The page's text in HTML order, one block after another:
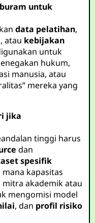
untuk
data pelatihan,
, atau kebijakan
untuk
hukum,
manusia, atau
mereka yang
jika
tinggi harus
dan
spesifik
mana kapasitas
akademik atau
mengomisi model
, dan profil risiko